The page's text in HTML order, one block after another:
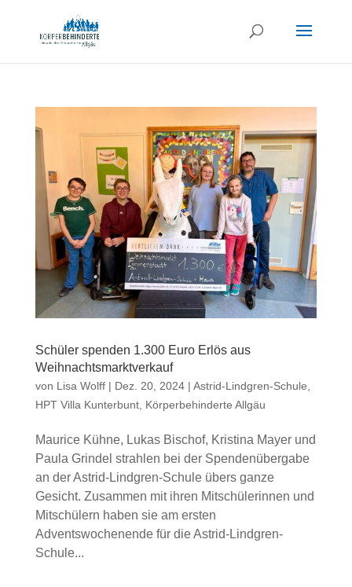
Schüler spenden 1.300 Euro Erlös aus
Weihnachtsmarktverkauf
von Lisa Wolff| Dez. 20, 2024| Astrid-Lindgren-Schule
HPT Villa Kunterbunt, Körperbehinderte Allgäu
Maurice Kühne, Lukas Bischof, Kristina Mayer und
Paula Grindel strahlen bei der Spendenübergabe
an der Astrid-Lindgren-Schule übers ganze
Gesicht. Zusammen mit ihren Mitschülerinnen und
Mitschülern haben sie am ersten
Adventswochenende für die Astrid-Lindgren-
Schule...